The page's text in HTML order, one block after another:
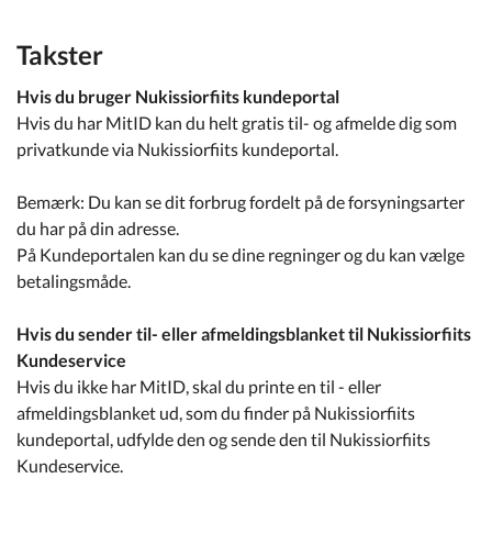
Takster
Hvis du bruger Nukissiorfiits kundeportal
Hvis du har MitID kan du helt gratis til- og afmelde dig som
privatkunde via Nukissiorfiits kundeportal.
Bemærk: Du kan se dit forbrug fordelt på de forsyningsarter
du har på din adresse.
På Kundeportalen kan du se dine regninger og du kan vælge
betalingsmåde.
Hvis du sender til- eller afmeldingsblanket til Nukissiorfiits
Kundeservice
Hvis du ikke har MitID, skal du printe en til - eller
afmeldingsblanket ud, som du finder på Nukissiorfiits
kundeportal, udfylde den og sende den til Nukissiorfiits
Kundeservice.